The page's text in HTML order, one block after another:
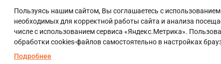
Пользуясь нашим сайтом, Вы соглашаетесь с
необходимых для корректной работы сайта и анализа
числе с использованием сервиса «Яндекс.Метрика».
обработки cookies-файлов самостоятельно в настройках
Подробнее